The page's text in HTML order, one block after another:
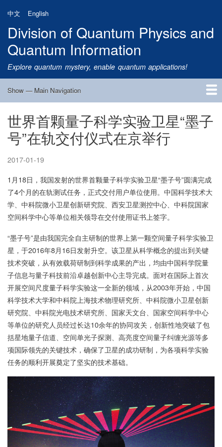
main
content
中文 English
Division of Quantum Physics and
Quantum Information
Explore quantum mystery, enable quantum applications!
Main
Show — Main Navigation
Home
Research
Quantum Satellite
People
News
Research Progress
Talks
Publications
Notice
Admission
Links
世界首颗量子科学实验卫星“墨子
号”在轨交付仪式在京举行
2017-01-19
1月18日，我国发射的世界首颗量子科学实验卫星“墨子号”圆满完成
了4个月的在轨测试任务，正式交付用户单位使用。中国科学技术大
学、中科院微小卫星创新研究院、西安卫星测控中心、中科院国家
空间科学中心等单位相关领导在交付使用证书上签字。
“墨子号”是由我国完全自主研制的世界上第一颗空间量子科学实验卫
星，于2016年8月16日发射升空。该卫星从科学概念的提出到关键
技术突破，从有效载荷研制到科学成果的产出，均由中国科学院量
子信息与量子科技前沿卓越创新中心主导完成。面对在国际上首次
开展空间尺度量子科学实验这一全新的领域，从2003年开始，中国
科学技术大学和中科院上海技术物理研究所、中科院微小卫星创新
研究院、中科院光电技术研究所、国家天文台、国家空间科学中心
等单位的研究人员经过长达10余年的协同攻关，创新性地突破了包
括星地量子信道、空间单光子探测、高亮度空间量子纠缠光源等多
项国际领先的关键技术，确保了卫星的成功研制，为各项科学实验
任务的顺利开展奠定了坚实的技术基础。